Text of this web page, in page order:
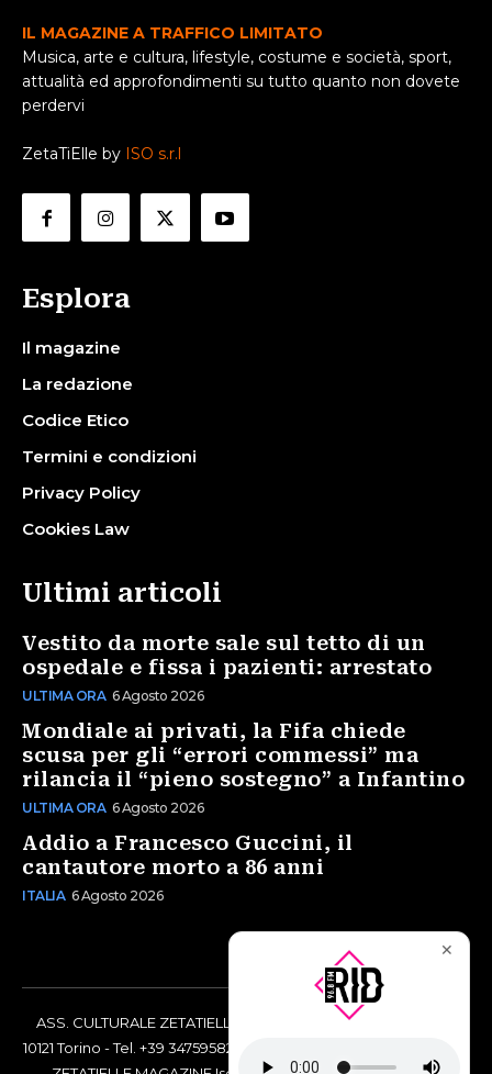
IL MAGAZINE A TRAFFICO LIMITATO
Musica, arte e cultura, lifestyle, costume e società, sport,
attualità ed approfondimenti su tutto quanto non dovete
perdervi
ZetaTiElle by ISO s.r.l
Esplora
Il magazine
La redazione
Codice Etico
Termini e condizioni
Privacy Policy
Cookies Law
Ultimi articoli
Vestito da morte sale sul tetto di un
ospedale e fissa i pazienti: arrestato
ULTIMA ORA 6 Agosto 2026
Mondiale ai privati, la Fifa chiede
scusa per gli “errori commessi” ma
rilancia il “pieno sostegno” a Infantino
ULTIMA ORA 6 Agosto 2026
Addio a Francesco Guccini, il
cantautore morto a 86 anni
ITALIA 6 Agosto 2026
ASS. CULTURALE ZETATIELLE OFF via Vittorio Amedeo II, 21 -
10121 Torino - Tel. +39 3475958238 - Codice Fiscale 97883690014
✕